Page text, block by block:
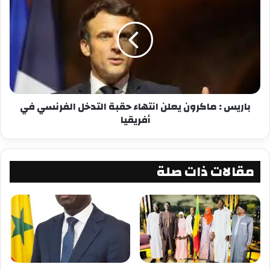
وقالت نانسي سيساي ، من سكان خليج سوزان ، “لقد
شهدنا أكثر من 15 حريقا تسببت في سقوط العديد
من القتلى ، بالإضافة إلى الفيضانات التي حدثت أثناء
هطول الأمطار. وخلال موسم الجفاف ، تغلق النفايات
معظم قنوات الصرف”. حيّ.
انفجر سكان فريتاون مع اندلاع الحرب الأهلية في
الفترة من 1991 إلى 2002 ، والتي دفعت مئات الآلاف
من النازحين إلى العاصمة.
ويقدر اتحاد فقراء الحضر والريف (FEDURP) ، وهو
منظمة شعبية ، عدد الأشخاص الذين يعيشون في
الأحياء الفقيرة على شاطئ البحر ، في الغالب على
السدود ، بـ 198000.
تقلبات الطقس وقلة الفرص في الريف هي أيضًا سبب
باريس : ماكرون يعلن انتهاء حقبة التدخل الفرنسي في
أفريقيا
مقالات ذات صلة